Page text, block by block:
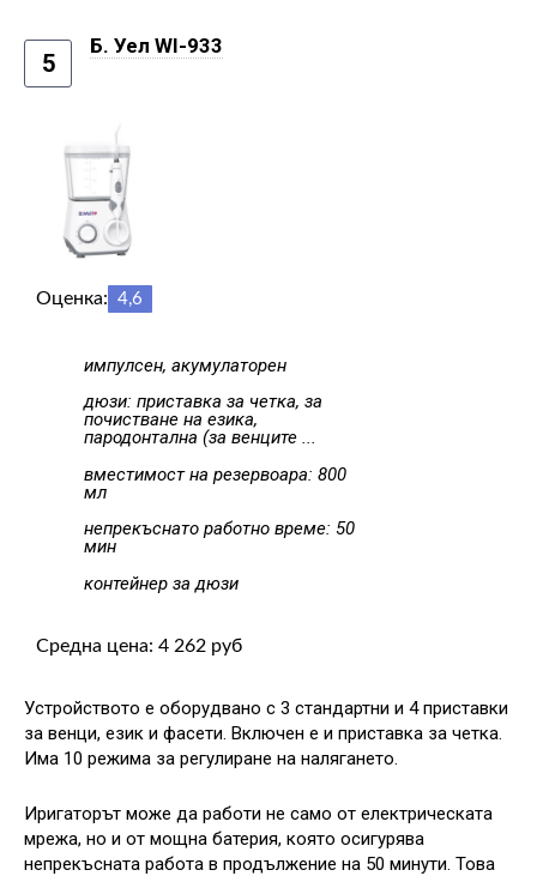
5
Б. Уел WI-933
Оценка: 4,6
импулсен, акумулаторен
дюзи: приставка за четка, за
почистване на езика,
пародонтална (за венците ...
вместимост на резервоара: 800
мл
непрекъснато работно време: 50
мин
контейнер за дюзи
Средна цена: 4 262 руб
Устройството е оборудвано с 3 стандартни и 4 приставки
за венци, език и фасети. Включен е и приставка за четка.
Има 10 режима за регулиране на налягането.
Иригаторът може да работи не само от електрическата
мрежа, но и от мощна батерия, която осигурява
непрекъсната работа в продължение на 50 минути. Това